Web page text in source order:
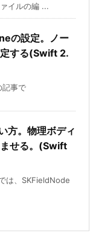
イルの編 ...
の設定。ノー
定する(Swift 2.
事で
方。物理ボディ
せる。(Swift
は、SKFieldNode